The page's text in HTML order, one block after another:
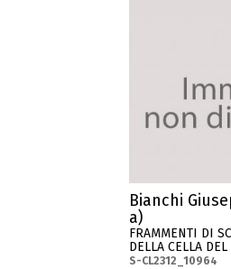
Bianchi
a)
FRAMMENTI DI
DELLA CELLA
S-CL2312_10964